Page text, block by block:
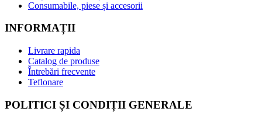
Consumabile, piese și accesorii
INFORMAȚII
Livrare rapida
Catalog de produse
Întrebări frecvente
Teflonare
POLITICI ȘI CONDIȚII GENERALE